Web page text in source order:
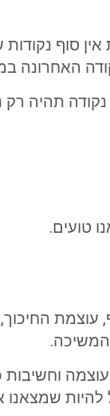
סוף
האחרונה
תהיה
טועים.
החיכוך,
המשיכה.
להיות